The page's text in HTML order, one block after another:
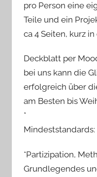
pro Person eine
Teile und ein
ca 4 Seiten, kurz
Deckblatt per
bei uns kann die
erfolgreich über
am Besten bis
*
Mindeststandards:
*Partizipation,
Grundlegendes